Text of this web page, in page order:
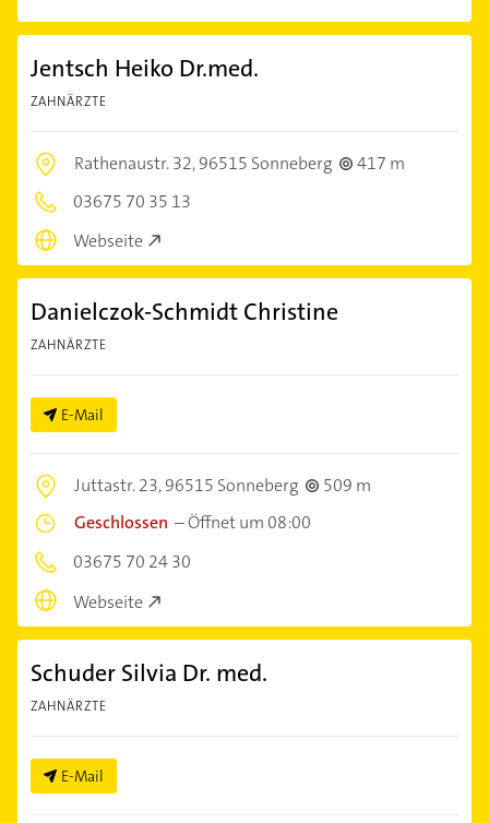
Jentsch Heiko Dr.med.
ZAHNÄRZTE
Rathenaustr. 32,96515 Sonneberg
417 m
03675 70 35 13
Webseite
Danielczok-Schmidt Christine
ZAHNÄRZTE
E-Mail
Juttastr. 23,96515 Sonneberg
509 m
Geschlossen –Öffnet um 08:00
03675 70 24 30
Webseite
Schuder Silvia Dr. med.
ZAHNÄRZTE
E-Mail